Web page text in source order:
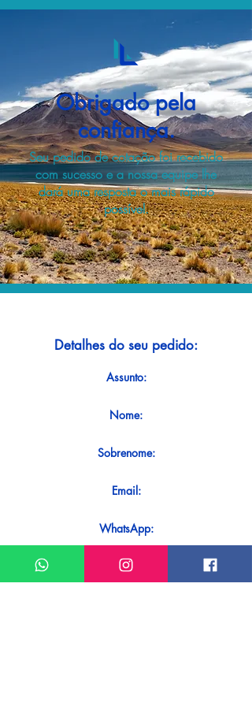
Obrigado pela
confiança.
Seu pedido de cotação foi recebido
com sucesso e a nossa equipe lhe
dará uma resposta o mais rápido
possível.
Detalhes do seu pedido:
Assunto:
Nome:
Sobrenome:
Email:
WhatsApp:
Mensagem: